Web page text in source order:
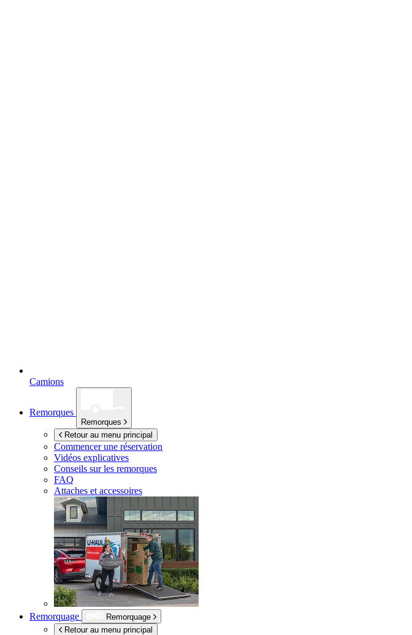
Camions
Remorques
Remorques
Retour au menu principal
Commencer une réservation
Vidéos explicatives
Conseils sur les remorques
FAQ
Attaches et accessoires
Remorquage
Remorquage
Retour au menu principal